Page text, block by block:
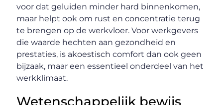
voor dat geluiden minder hard binnenkomen,
maar helpt ook om rust en concentratie terug
te brengen op de werkvloer. Voor werkgevers
die waarde hechten aan gezondheid en
prestaties, is akoestisch comfort dan ook geen
bijzaak, maar een essentieel onderdeel van het
werkklimaat.
Wetenschappelijk bewijs